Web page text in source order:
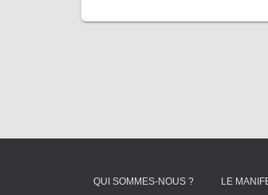
QUI SOMMES-NOUS ? LE